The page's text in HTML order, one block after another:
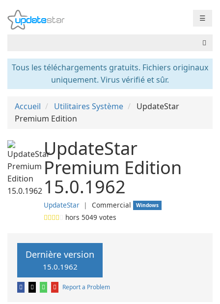
☰
Tous les téléchargements gratuits. Fichiers originaux
uniquement. Virus vérifié et sûr.
Accueil Utilitaires Système
UpdateStar
Premium Edition
UpdateStar
Premium Edition
15.0.1962
UpdateStar ❘ Commercial Windows
hors 5049 votes
Dernière version
15.0.1962
Report a Problem